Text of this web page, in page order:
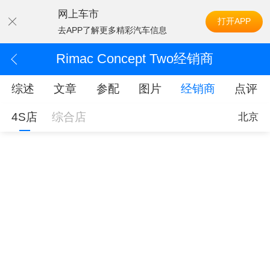
网上车市
去APP了解更多精彩汽车信息
打开APP
Rimac Concept Two经销商
综述 文章 参配 图片 经销商 点评
4S店 综合店 北京